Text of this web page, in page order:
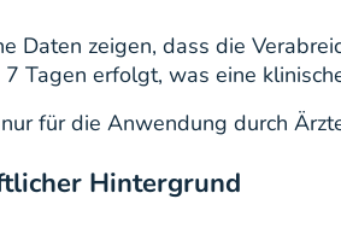
Daten zeigen, dass die
Tagen erfolgt, was eine
für die Anwendung durch
Hintergrund